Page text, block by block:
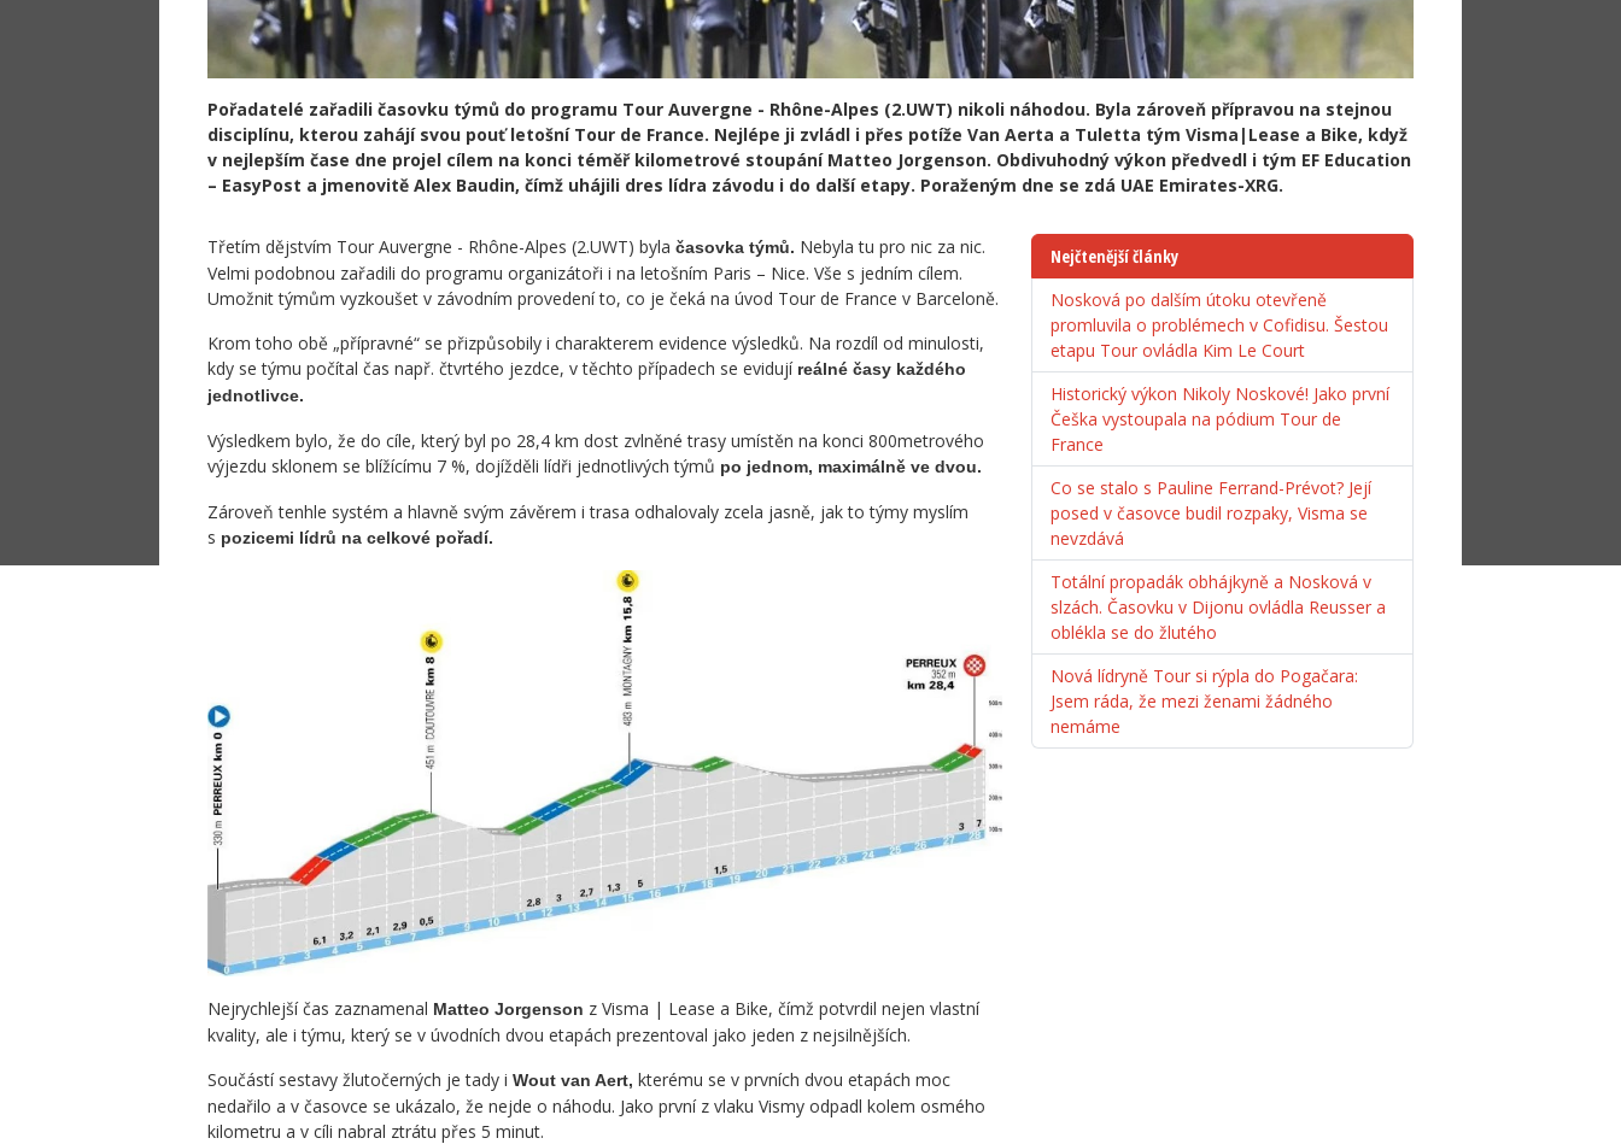
Pořadatelé zařadili časovku týmů do programu Tour Auvergne - Rhône-Alpes (2.UWT) nikoli náhodou. Byla zároveň přípravou na stejnou
disciplínu, kterou zahájí svou pouť letošní Tour de France. Nejlépe ji zvládl i přes potíže Van Aerta a Tuletta tým Visma|Lease a Bike, když
v nejlepším čase dne projel cílem na konci téměř kilometrové stoupání Matteo Jorgenson. Obdivuhodný výkon předvedl i tým EF Education
– EasyPost a jmenovitě Alex Baudin, čímž uhájili dres lídra závodu i do další etapy. Poraženým dne se zdá UAE Emirates-XRG.
Třetím dějstvím Tour Auvergne - Rhône-Alpes (2.UWT) byla časovka týmů. Nebyla tu pro nic za nic.
Velmi podobnou zařadili do programu organizátoři i na letošním Paris – Nice. Vše s jedním cílem.
Umožnit týmům vyzkoušet v závodním provedení to, co je čeká na úvod Tour de France v Barceloně.
Krom toho obě „přípravné“ se přizpůsobily i charakterem evidence výsledků. Na rozdíl od minulosti,
kdy se týmu počítal čas např. čtvrtého jezdce, v těchto případech se evidují reálné časy každého
jednotlivce.
Výsledkem bylo, že do cíle, který byl po 28,4 km dost zvlněné trasy umístěn na konci 800metrového
výjezdu sklonem se blížícímu 7 %, dojížděli lídři jednotlivých týmů po jednom, maximálně ve dvou.
Zároveň tenhle systém a hlavně svým závěrem i trasa odhalovaly zcela jasně, jak to týmy myslím
s pozicemi lídrů na celkové pořadí.
Nejrychlejší čas zaznamenal Matteo Jorgenson z Visma | Lease a Bike, čímž potvrdil nejen vlastní
kvality, ale i týmu, který se v úvodních dvou etapách prezentoval jako jeden z nejsilnějších.
Součástí sestavy žlutočerných je tady i Wout van Aert, kterému se v prvních dvou etapách moc
nedařilo a v časovce se ukázalo, že nejde o náhodu. Jako první z vlaku Vismy odpadl kolem osmého
kilometru a v cíli nabral ztrátu přes 5 minut.
Nejčtenější články
Nosková po dalším útoku otevřeně
promluvila o problémech v Cofidisu. Šestou
etapu Tour ovládla Kim Le Court
Historický výkon Nikoly Noskové! Jako první
Češka vystoupala na pódium Tour de
France
Co se stalo s Pauline Ferrand-Prévot? Její
posed v časovce budil rozpaky, Visma se
nevzdává
Totální propadák obhájkyně a Nosková v
slzách. Časovku v Dijonu ovládla Reusser a
oblékla se do žlutého
Nová lídryně Tour si rýpla do Pogačara:
Jsem ráda, že mezi ženami žádného
nemáme